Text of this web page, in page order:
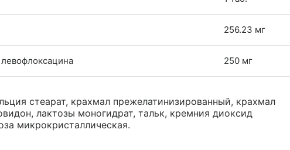
256.23 мг
250 мг
стеарат, крахмал прежелатинизированный, крахмал
лактозы моногидрат, тальк, кремния диоксид
микрокристаллическая.